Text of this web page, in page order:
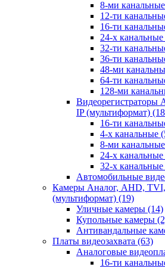
8-ми канальные
12-ти
16-ти
24-х канальные
32-ти
36-ти
48-ми
64-ти
128-ми
IP (мультиформат)
16-ти
4-х канальные
8-ми канальные
24-х канальные
32-х канальные
Автомобильные
Камеры Аналог, AHD,
(мультиформат) (19)
Уличные камеры (14)
Купольные камеры
Антивандальные
Платы видеозахвата (63)
Аналоговые
16-ти